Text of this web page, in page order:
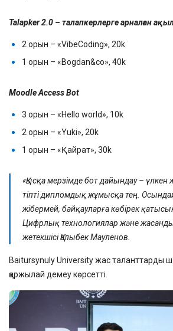
Talapker 2.0 – талапкерлерге арналған
2 орын – «VibeCoding», 20k
1 орын – «Bogdan&co», 40k
Moodle Access Bot
3 орын – «Hello world», 10k
2 орын – «Yuki», 20k
1 орын – «Қайрат», 30k
«Қысқа мерзімде бот дайындау – үлкен
тіпті дипломдық жұмысқа тең. Осындай
жібермей, байқауларға көбірек
Цифрлық технологиялар және жасанды
жетекшісі Қалыбек Мауленов.
Baitursynuly University жас таланттарды
қаржылай демеу көрсетті.